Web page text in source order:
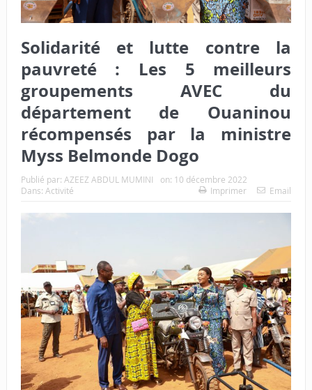
Solidarité et lutte contre la
pauvreté : Les 5 meilleurs
groupements AVEC du
département de Ouaninou
récompensés par la ministre
Myss Belmonde Dogo
Publié par: AZEEZ ABDUL MUMINI on: 10 décembre 2022
Dans: Activité Imprimer Email